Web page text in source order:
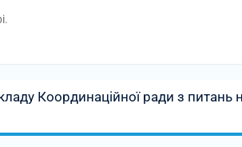
Координаційної ради з питань